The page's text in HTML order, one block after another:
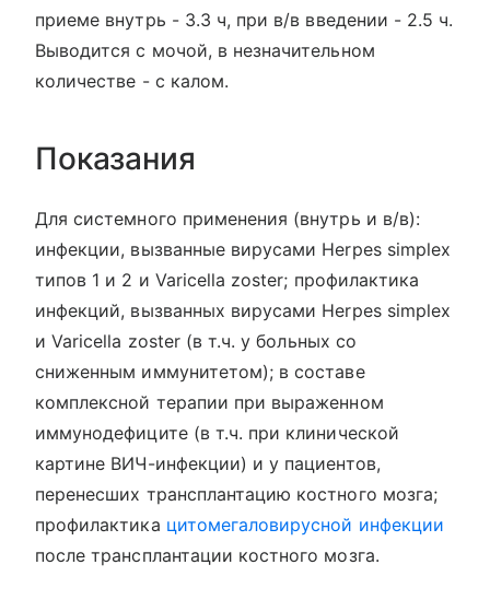
приеме внутрь - 3.3 ч, при в/в введении - 2.5 ч.
Выводится с мочой, в незначительном
количестве - с калом.
Показания
Для системного применения (внутрь и в/в):
инфекции, вызванные вирусами Herpes simplex
типов 1 и 2 и Varicella zoster; профилактика
инфекций, вызванных вирусами Herpes simplex
и Varicella zoster (в т.ч. у больных со
сниженным иммунитетом); в составе
комплексной терапии при выраженном
иммунодефиците (в т.ч. при клинической
картине ВИЧ-инфекции) и у пациентов,
перенесших трансплантацию костного мозга;
профилактика цитомегаловирусной инфекции
после трансплантации костного мозга.